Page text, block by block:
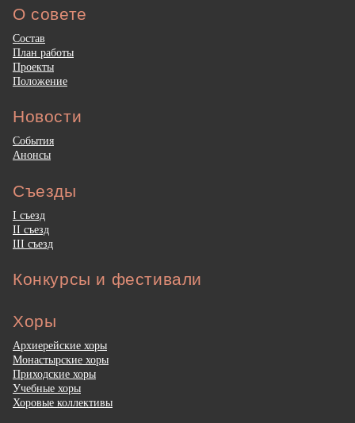
О совете
Состав
План работы
Проекты
Положение
Новости
События
Анонсы
Съезды
I съезд
II съезд
III съезд
Конкурсы и фестивали
Хоры
Архиерейские хоры
Монастырские хоры
Приходские хоры
Учебные хоры
Хоровые коллективы